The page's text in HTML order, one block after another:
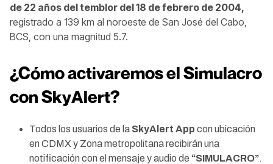
de 22 años del temblor del 18 de febrero de 2004,
registrado a 139 km al noroeste de San José del Cabo,
BCS, con una magnitud 5.7.
¿Cómo activaremos el Simulacro
con SkyAlert?
Todos los usuarios de la SkyAlert App con ubicación
en CDMX y Zona metropolitana recibirán una
notificación con el mensaje y audio de “SIMULACRO”.